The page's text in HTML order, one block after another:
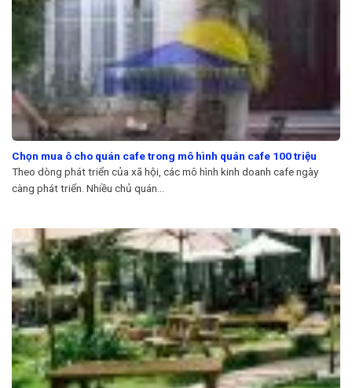
Chọn mua ô cho quán cafe trong mô hình quán cafe 100 triệu
Theo dòng phát triển của xã hội, các mô hình kinh doanh cafe ngày
càng phát triển. Nhiều chủ quán...